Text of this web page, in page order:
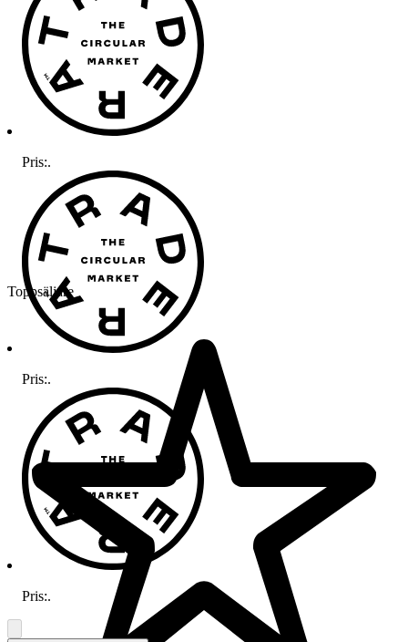
Toppsäljare
Pris:.
Pris:.
Pris:.